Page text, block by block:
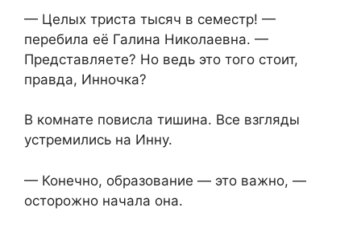
— Целых триста тысяч в семестр! —
перебила её Галина Николаевна. —
Представляете? Но ведь это того стоит,
правда, Инночка?
В комнате повисла тишина. Все взгляды
устремились на Инну.
— Конечно, образование — это важно, —
осторожно начала она.